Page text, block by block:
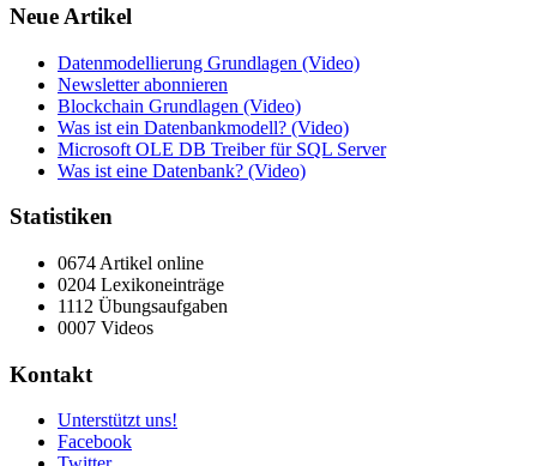
Neue Artikel
Datenmodellierung Grundlagen (Video)
Newsletter abonnieren
Blockchain Grundlagen (Video)
Was ist ein Datenbankmodell? (Video)
Microsoft OLE DB Treiber für SQL Server
Was ist eine Datenbank? (Video)
Statistiken
0674 Artikel online
0204 Lexikoneinträge
1112 Übungsaufgaben
0007 Videos
Kontakt
Unterstützt uns!
Facebook